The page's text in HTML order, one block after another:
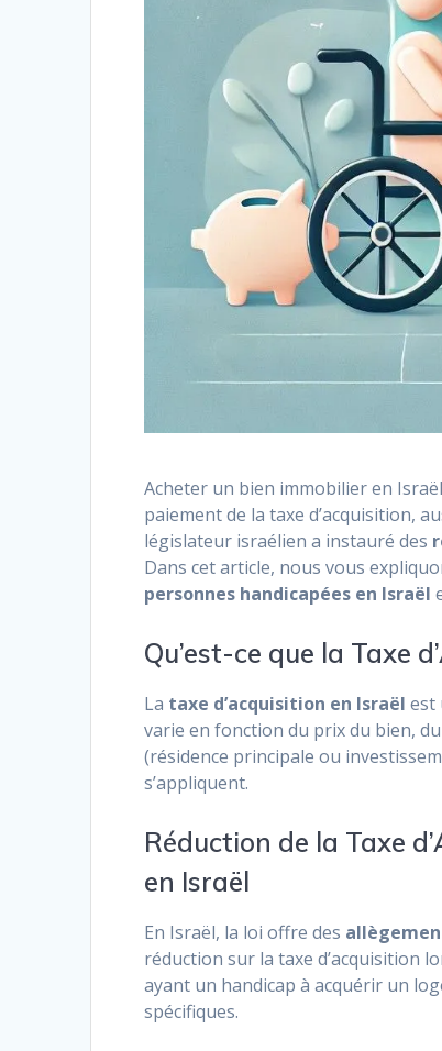
Acheter un bien immobilier en
paiement de la taxe d’acquisition,
législateur israélien a instauré des
Dans cet article, nous vous
personnes handicapées en Israël
Qu’est-ce que la Taxe
La taxe d’acquisition en Israël est
varie en fonction du prix du bien,
(résidence principale ou
s’appliquent.
Réduction de la Taxe
en Israël
En Israël, la loi offre des
réduction sur la taxe d’acquisition
ayant un handicap à acquérir un
spécifiques.